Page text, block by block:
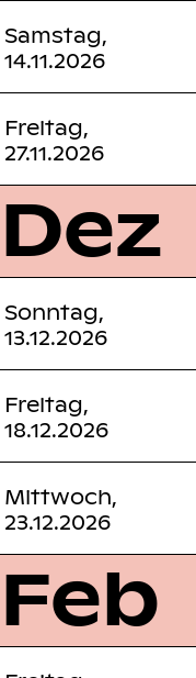
Samstag,
14.11.2026
Freitag,
27.11.2026
Dez
Sonntag,
13.12.2026
Freitag,
18.12.2026
Mittwoch,
23.12.2026
Feb